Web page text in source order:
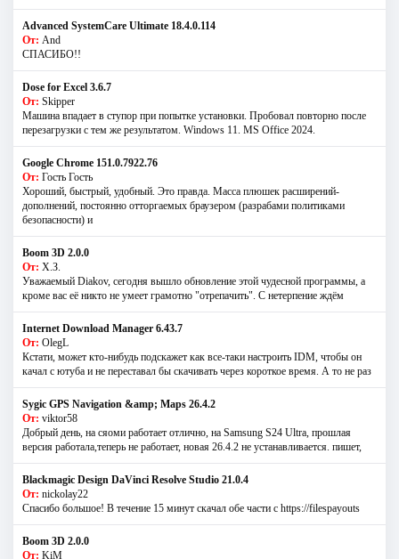
Advanced SystemCare Ultimate 18.4.0.114
От: And
СПАСИБО!!
Dose for Excel 3.6.7
От: Skipper
Машина впадает в ступор при попытке установки. Пробовал повторно после
перезагрузки с тем же результатом. Windows 11. MS Offiсe 2024.
Google Chrome 151.0.7922.76
От: Гость Гость
Хороший, быстрый, удобный. Это правда. Масса плюшек расширений-
дополнений, постоянно отторгаемых браузером (разрабами политиками
безопасности) и
Boom 3D 2.0.0
От: Х.З.
Уважаемый Diakov, сегодня вышло обновление этой чудесной программы, а
кроме вас её никто не умеет грамотно "отрепачить". С нетерпение ждём
Internet Download Manager 6.43.7
От: OlegL
Кстати, может кто-нибудь подскажет как все-таки настроить IDM, чтобы он
качал с ютуба и не переставал бы скачивать через короткое время. А то не раз
Sygic GPS Navigation &amp; Maps 26.4.2
От: viktor58
Добрый день, на сяоми работает отлично, на Samsung S24 Ultra, прошлая
версия работала,теперь не работает, новая 26.4.2 не устанавливается. пишет,
Blackmagic Design DaVinci Resolve Studio 21.0.4
От: nickolay22
Спасибо большое! В течение 15 минут скачал обе части с https://filespayouts
Boom 3D 2.0.0
От: KiM